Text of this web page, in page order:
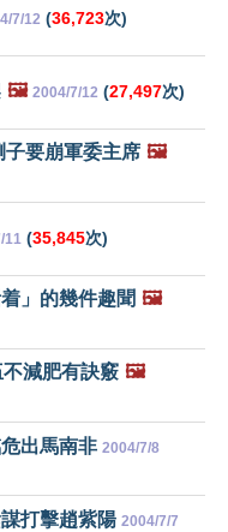
7/12 (36,723次)
🖼️ 2004/7/12 (27,497次)
要崩軍委主席 🖼️
11 (35,845次)
」的幾件趣聞 🖼️
減肥有訣竅 🖼️
出馬南非 2004/7/8
打擊趙紫陽 2004/7/7